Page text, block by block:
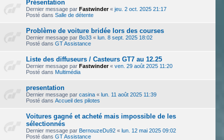
Présentation
Dernier message par Fastwinder« jeu. 2 oct. 2025 21:17
Posté dans Salle de détente
Problème de voiture bridée lors des courses
Dernier message par Bo33 « lun. 8 sept. 2025 18:02
Posté dans GT Assistance
Liste des diffuseurs / Casteurs GT7 au 12.25
Dernier message par Fastwinder« ven. 29 août 2025 11:20
Posté dans Multimédia
presentation
Dernier message par casina « lun. 11 août 2025 11:39
Posté dans Accueil des pilotes
Voitures gagné et acheté mais impossible de les
sélectionnés
Dernier message par BernouzeDu92 « lun. 12 mai 2025 09:02
Posté dans GT Assistance